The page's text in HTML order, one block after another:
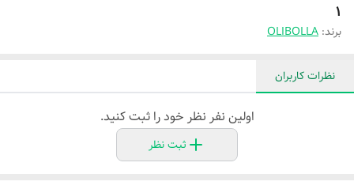
1
برند: OLIBOLLA
نظرات کاربران
اولین نفر نظر خود را ثبت کنید.
ثبت نظر